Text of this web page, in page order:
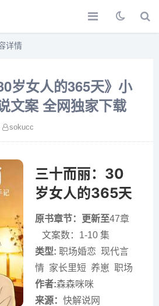
详情
岁女人的365天》小
文案 全网独家下载
sokucc
三十而丽：30
岁女人的365天
原书章节：更新至47章
文案数：1-10 集
类型: 职场婚恋 现代言
情 家长里短 养崽 职场
作者:森森咪咪
来源： 快解说网